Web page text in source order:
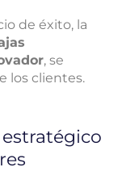
de éxito, la
, se
los clientes.